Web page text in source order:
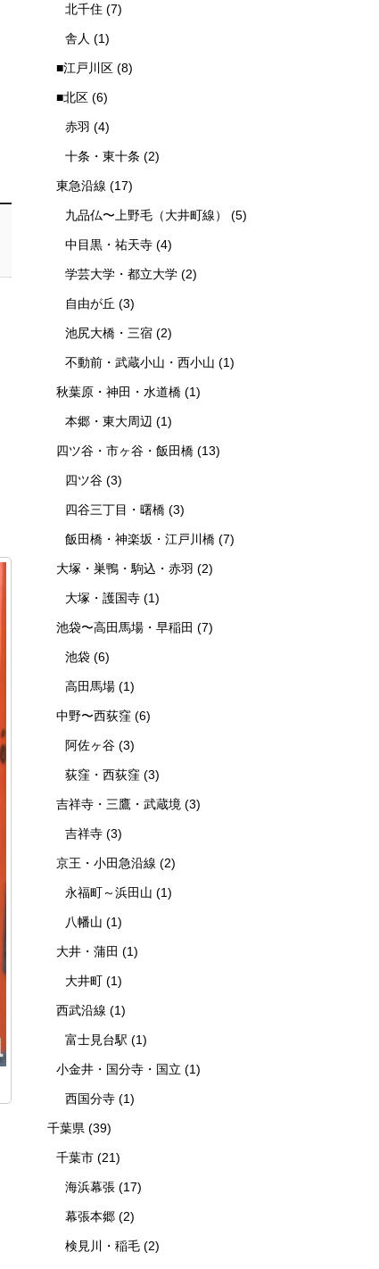
北千住 (7)
舎人 (1)
■江戸川区 (8)
■北区 (6)
赤羽 (4)
十条・東十条 (2)
東急沿線 (17)
九品仏〜上野毛（大井町線） (5)
中目黒・祐天寺 (4)
学芸大学・都立大学 (2)
自由が丘 (3)
池尻大橋・三宿 (2)
不動前・武蔵小山・西小山 (1)
秋葉原・神田・水道橋 (1)
本郷・東大周辺 (1)
四ツ谷・市ヶ谷・飯田橋 (13)
四ツ谷 (3)
四谷三丁目・曙橋 (3)
飯田橋・神楽坂・江戸川橋 (7)
大塚・巣鴨・駒込・赤羽 (2)
大塚・護国寺 (1)
池袋〜高田馬場・早稲田 (7)
池袋 (6)
高田馬場 (1)
中野〜西荻窪 (6)
阿佐ヶ谷 (3)
荻窪・西荻窪 (3)
吉祥寺・三鷹・武蔵境 (3)
吉祥寺 (3)
京王・小田急沿線 (2)
永福町～浜田山 (1)
八幡山 (1)
大井・蒲田 (1)
大井町 (1)
西武沿線 (1)
富士見台駅 (1)
小金井・国分寺・国立 (1)
西国分寺 (1)
千葉県 (39)
千葉市 (21)
海浜幕張 (17)
幕張本郷 (2)
検見川・稲毛 (2)